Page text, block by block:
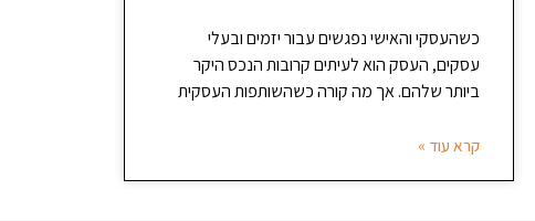
כשהעסקי והאישי נפגשים עבור יזמים ובעלי
עסקים, העסק הוא לעיתים קרובות הנכס היקר
ביותר שלהם. אך מה קורה כשהשותפות העסקית
קרא עוד »